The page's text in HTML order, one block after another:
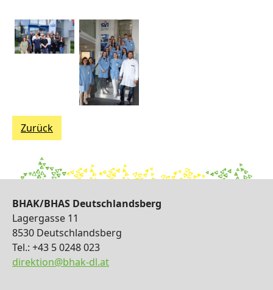
Zurück
BHAK/BHAS Deutschlandsberg
Lagergasse 11
8530 Deutschlandsberg
Tel.: +43 5 0248 023
direktion@bhak-dl.at